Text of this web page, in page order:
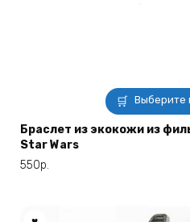
Выберите
Браслет из экокожи из
Star Wars
550р.